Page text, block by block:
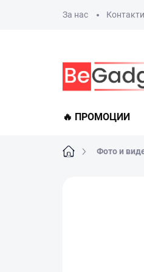
За нас Контакти
🔥 ПРОМОЦИИ
НачалоФото и